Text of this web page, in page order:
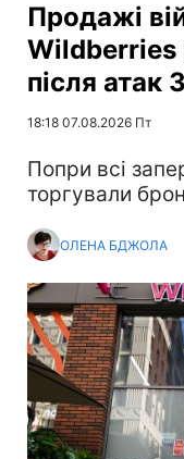
Продажі
Wildberries
після атак
18:18 07.08.2026 Пт
Попри всі
торгували
ОЛЕНА БДЖОЛА